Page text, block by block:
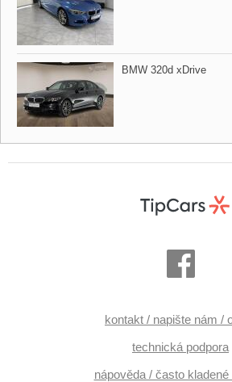
BMW 320d xDrive
kontakt / napište nám /
technická podpora
nápověda / často